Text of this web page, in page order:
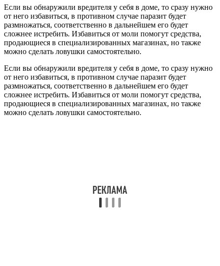
Если вы обнаружили вредителя у себя в доме, то сразу нужно
от него избавиться, в противном случае паразит будет
размножаться, соответственно в дальнейшем его будет
сложнее истребить. Избавиться от моли помогут средства,
продающиеся в специализированных магазинах, но также
можно сделать ловушки самостоятельно.
Если вы обнаружили вредителя у себя в доме, то сразу нужно
от него избавиться, в противном случае паразит будет
размножаться, соответственно в дальнейшем его будет
сложнее истребить. Избавиться от моли помогут средства,
продающиеся в специализированных магазинах, но также
можно сделать ловушки самостоятельно.